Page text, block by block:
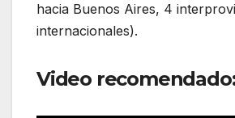
hacia Buenos Aires, 4
internacionales).
Video